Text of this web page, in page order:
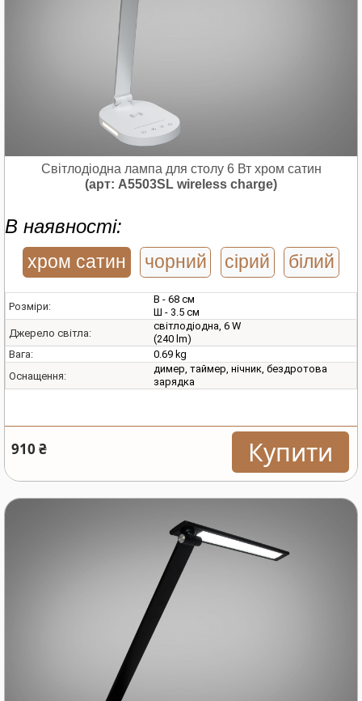
Світлодіодна лампа для столу 6 Вт хром сатин
(арт: A5503SL wireless charge)
В наявності:
хром сатин чорний сірий білий
Розміри:
В - 68 см
Ш - 3.5 см
Джерело світла:
світлодіодна, 6 W
(240 lm)
Вага:
0.69 kg
Оснащення:
димер, таймер, нічник, бездротова
зарядка
910 ₴ Купити